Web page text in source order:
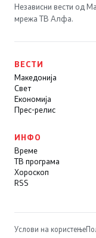
Независни вести од
мрежа ТВ Алфа.
ВЕСТИ
Македонија
Свет
Економија
Прес-релис
ИНФО
Време
ТВ програма
Хороскоп
RSS
Услови на користење